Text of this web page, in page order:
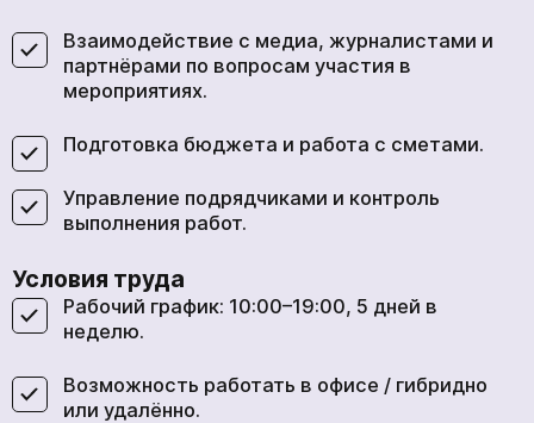
Взаимодействие с медиа, журналистами и
партнёрами по вопросам участия в
мероприятиях.
Подготовка бюджета и работа с сметами.
Управление подрядчиками и контроль
выполнения работ.
Условия труда
Рабочий график: 10:00–19:00, 5 дней в
неделю.
Возможность работать в офисе / гибридно
или удалённо.